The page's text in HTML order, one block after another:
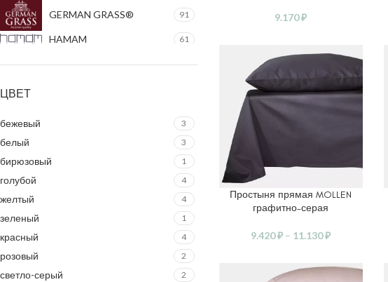
GERMAN GRASS® 91
HAMAM 61
KAUFFMANN® 1
14
PRINZ&PRINZESSIN® 1
11
ЦВЕТ
бежевый 3
белый 3
бирюзовый 1
голубой 4
желтый 4
зеленый 1
красный 4
розовый 2
светло-серый 2
9.170₽
ВЫБЕРИТЕ ПАРАМЕТРЫ
Простыня прямая MOLLEN
графитно-серая
9.420₽ – 11.130₽